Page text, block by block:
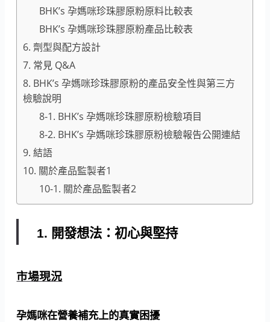
BHK’s 孕媽咪珍珠膠原粉原料比較表
BHK’s 孕媽咪珍珠膠原粉產品比較表
6. 劑型與配方設計
7. 常見 Q&A
8. BHK’s 孕媽咪珍珠膠原粉的產品安全性與第三方
檢驗說明
8-1. BHK’s 孕媽咪珍珠膠原粉檢驗項目
8-2. BHK’s 孕媽咪珍珠膠原粉檢驗報告公開連結
9. 結語
10. 關於產品監製者1
10-1. 關於產品監製者2
1. 開發想法：初心與堅持
市場現況
孕媽咪在營養補充上的真實困擾